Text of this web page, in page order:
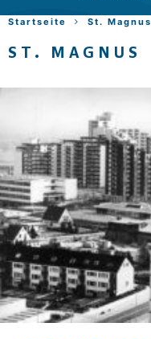
Startseite St. Magnus
ST. MAGNUS